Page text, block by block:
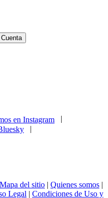
|
Mapa del sitio | Quienes somos |
Legal | Condiciones de Uso y